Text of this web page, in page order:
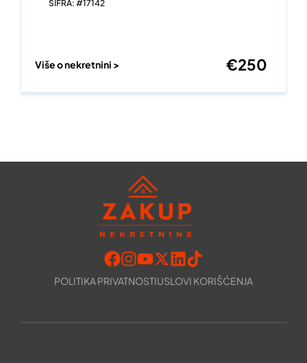
ŠIFRA: #17142
Više o nekretnini > €250
POLITIKA PRIVATNOSTIUSLOVI KORIŠĆENJA